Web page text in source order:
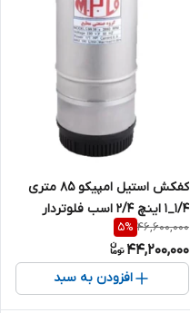
کفکش استیل امپیکو 85 متری
1/4_1 اینچ 2/4 اسب فلوتردار
تکفاز دو جداره MPCO-S.99.85-4
46,600,000
5%
44,200,000
افزودن به سبد